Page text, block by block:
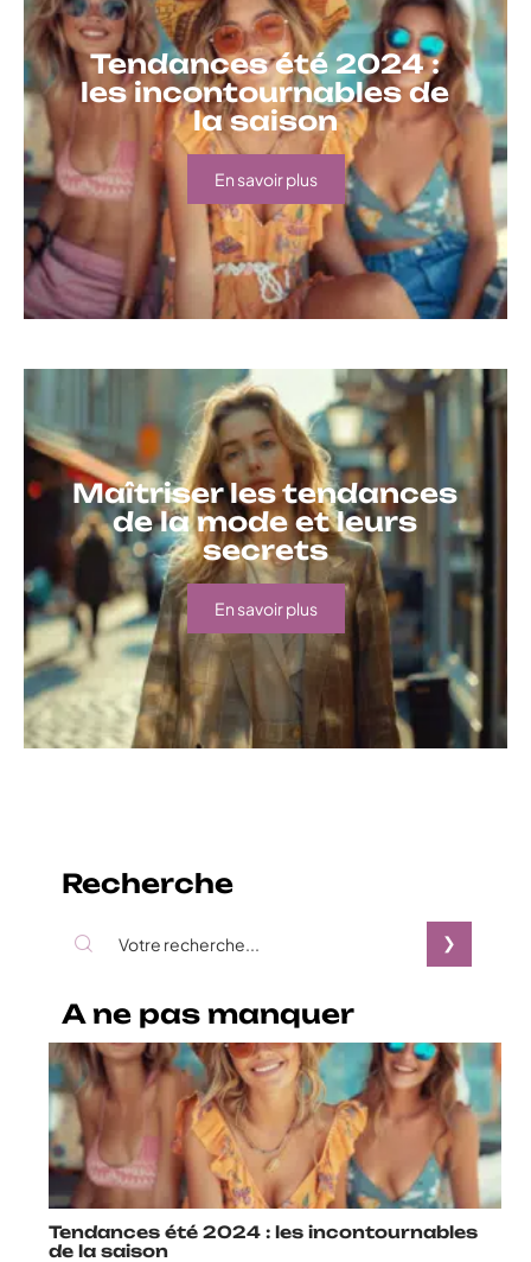
Tendances été 2024 :
les incontournables de
la saison
En savoir plus
Maîtriser les tendances
de la mode et leurs
secrets
En savoir plus
Recherche
A ne pas manquer
Tendances été 2024 : les incontournables
de la saison